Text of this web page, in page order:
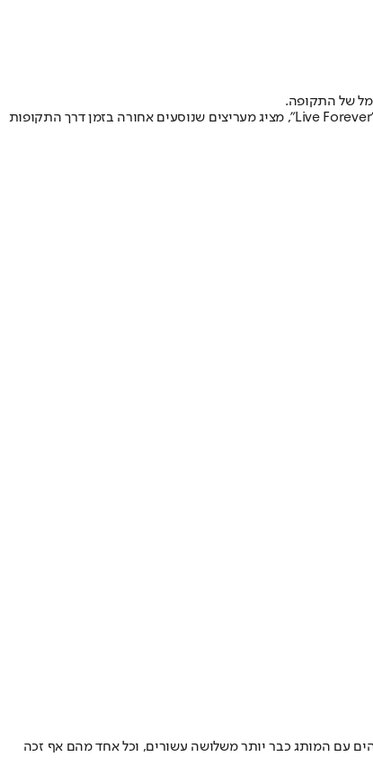
הקמפיין הנלווה כולל סרטון של שלוש דקות הנקרא "Original Forever" המתעד את הקשר ההיסטורי בין הלהקה למותג. הסרטון, המושמע על רקע השיר "Live Forever", מציג מעריצים שנוסעים אחורה בזמן דרך התקופות
עם המותג כבר יותר משלושה עשורים, וכל אחד מהם אף זכה